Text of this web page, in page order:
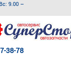
Вс: 9.00 –
38-78